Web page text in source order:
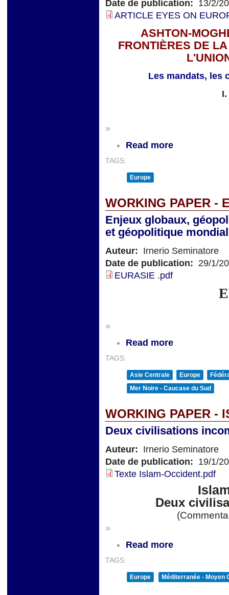
Date de publication: 13/2/
ARTICLE EYES ON
ASHTON-
FRONTIÈRES DE
Les mandats, les
»
Read more
TAGS:
Europe
WORKING PAPER -
Enjeux globaux,
et géopolitique
Auteur: Irnerio Seminatore
Date de publication: 29/1/
EURASIE .pdf
»
Read more
TAGS:
Asie Centrale Europe
Mer Noire - Caucase du Sud
WORKING PAPER -
Deux civilisations
Auteur: Irnerio Seminatore
Date de publication: 19/1/
Texte Islam-Occident.pdf
Deux
»
Read more
TAGS:
Europe Méditerranée - Moyen